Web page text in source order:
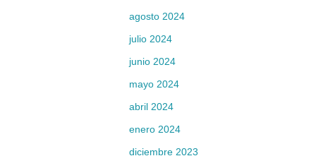
agosto 2024
julio 2024
junio 2024
mayo 2024
abril 2024
enero 2024
diciembre 2023